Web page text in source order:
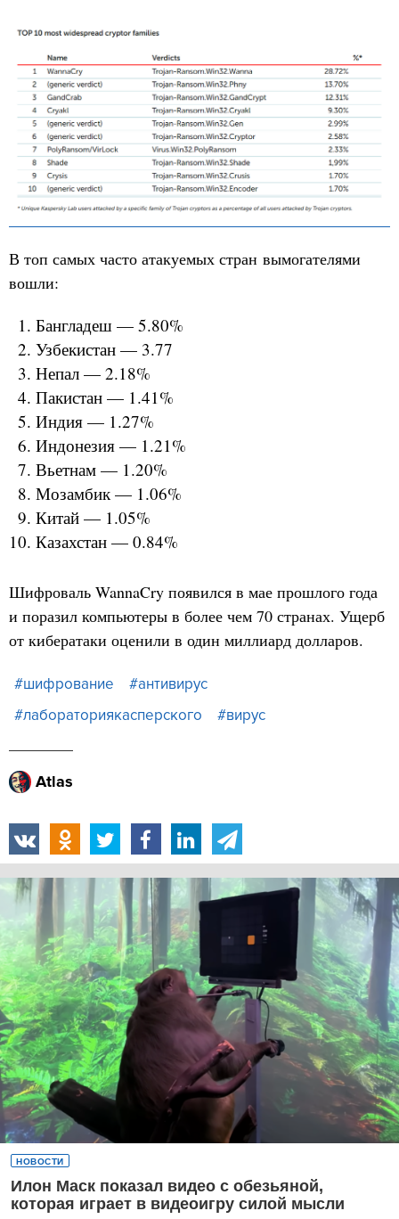
В топ самых часто атакуемых стран вымогателями
вошли:
Бангладеш — 5.80%
Узбекистан — 3.77
Непал — 2.18%
Пакистан — 1.41%
Индия — 1.27%
Индонезия — 1.21%
Вьетнам — 1.20%
Мозамбик — 1.06%
Китай — 1.05%
Казахстан — 0.84%
Шифроваль WannaCry появился в мае прошлого года
и поразил компьютеры в более чем 70 странах. Ущерб
от кибератаки оценили в один миллиард долларов.
#шифрование
#антивирус
#лабораториякасперского
#вирус
Atlas
НОВОСТИ
Илон Маск показал видео с обезьяной,
которая играет в видеоигру силой мысли